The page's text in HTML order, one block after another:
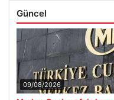
Güncel
09/08/2026